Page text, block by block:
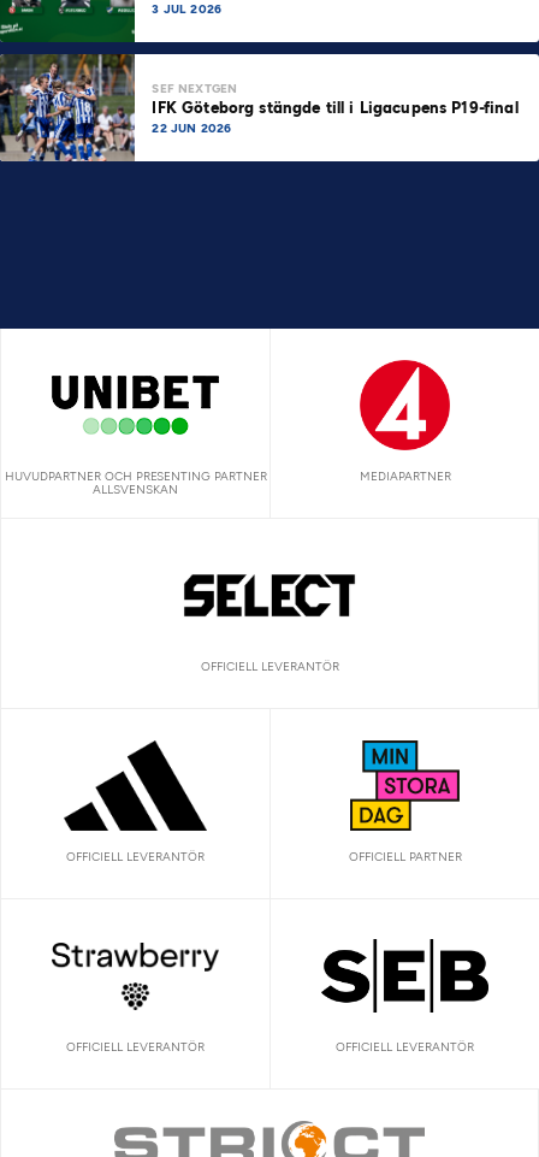
3 JUL 2026
SEF NEXTGEN
IFK Göteborg stängde till i Ligacupens P19-final
22 JUN 2026
HUVUDPARTNER OCH PRESENTING PARTNER
ALLSVENSKAN
MEDIAPARTNER
OFFICIELL LEVERANTÖR
OFFICIELL LEVERANTÖR OFFICIELL PARTNER
OFFICIELL LEVERANTÖR OFFICIELL LEVERANTÖR